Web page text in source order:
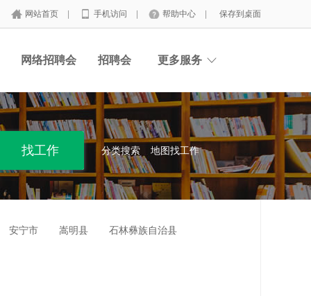
网站首页 手机访问 帮助中心 保存到桌面
网络招聘会 招聘会 更多服务
分类搜索 地图找工作
安宁市 嵩明县 石林彝族自治县